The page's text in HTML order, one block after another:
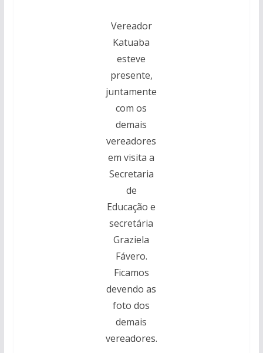
Vereador
Katuaba
esteve
presente,
juntamente
com os
demais
vereadores
em visita a
Secretaria
de
Educação e
secretária
Graziela
Fávero.
Ficamos
devendo as
foto dos
demais
vereadores.